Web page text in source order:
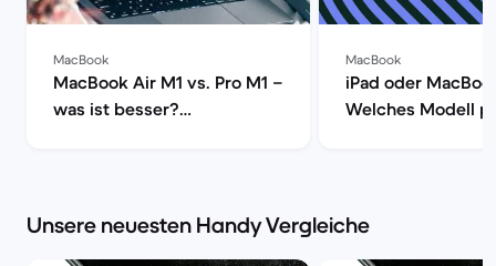
MacBook
MacBook Air M1 vs. Pro M1 –
was ist besser?
MacBook
iPad oder
Welches Modell
Unsere neuesten Handy Vergleiche